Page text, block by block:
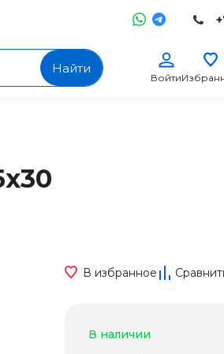
Найти
Войти
В избранное
В наличии